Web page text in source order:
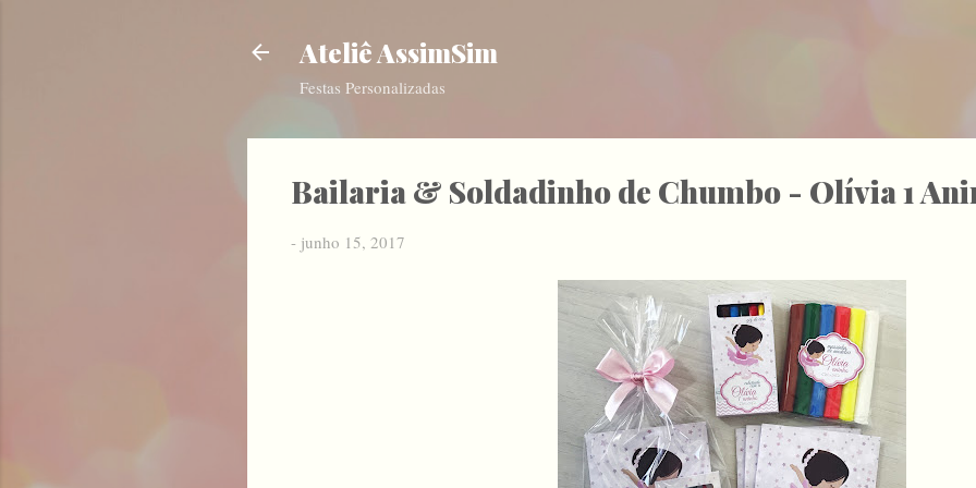
Ateliê AssimSim
Festas Personalizadas
Bailaria & Soldadinho de Chumbo - Olívia 1
- junho 15, 2017